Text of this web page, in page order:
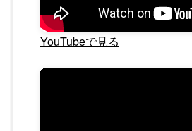
YouTubeで見る